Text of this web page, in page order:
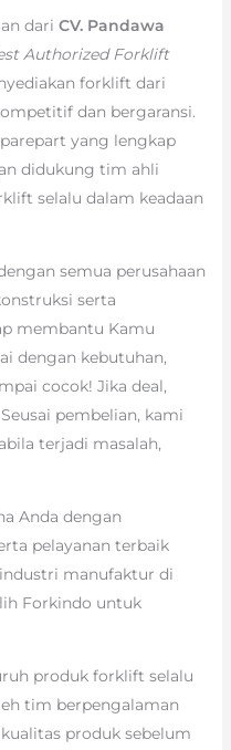
dari CV. Pandawa
Authorized Forklift
forklift dari
dan bergaransi.
yang lengkap
didukung tim ahli
selalu dalam keadaan
semua perusahaan
serta
membantu Kamu
dengan kebutuhan,
cocok! Jika deal,
pembelian, kami
terjadi masalah,
Anda dengan
pelayanan terbaik
manufaktur di
Forkindo untuk
produk forklift selalu
tim berpengalaman
produk sebelum